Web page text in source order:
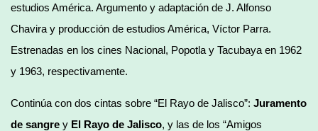
estudios América. Argumento y adaptación de J. Alfonso
Chavira y producción de estudios América, Víctor Parra.
Estrenadas en los cines Nacional, Popotla y Tacubaya en 1962
y 1963, respectivamente.
Continúa con dos cintas sobre “El Rayo de Jalisco”: Juramento
de sangre y El Rayo de Jalisco, y las de los “Amigos